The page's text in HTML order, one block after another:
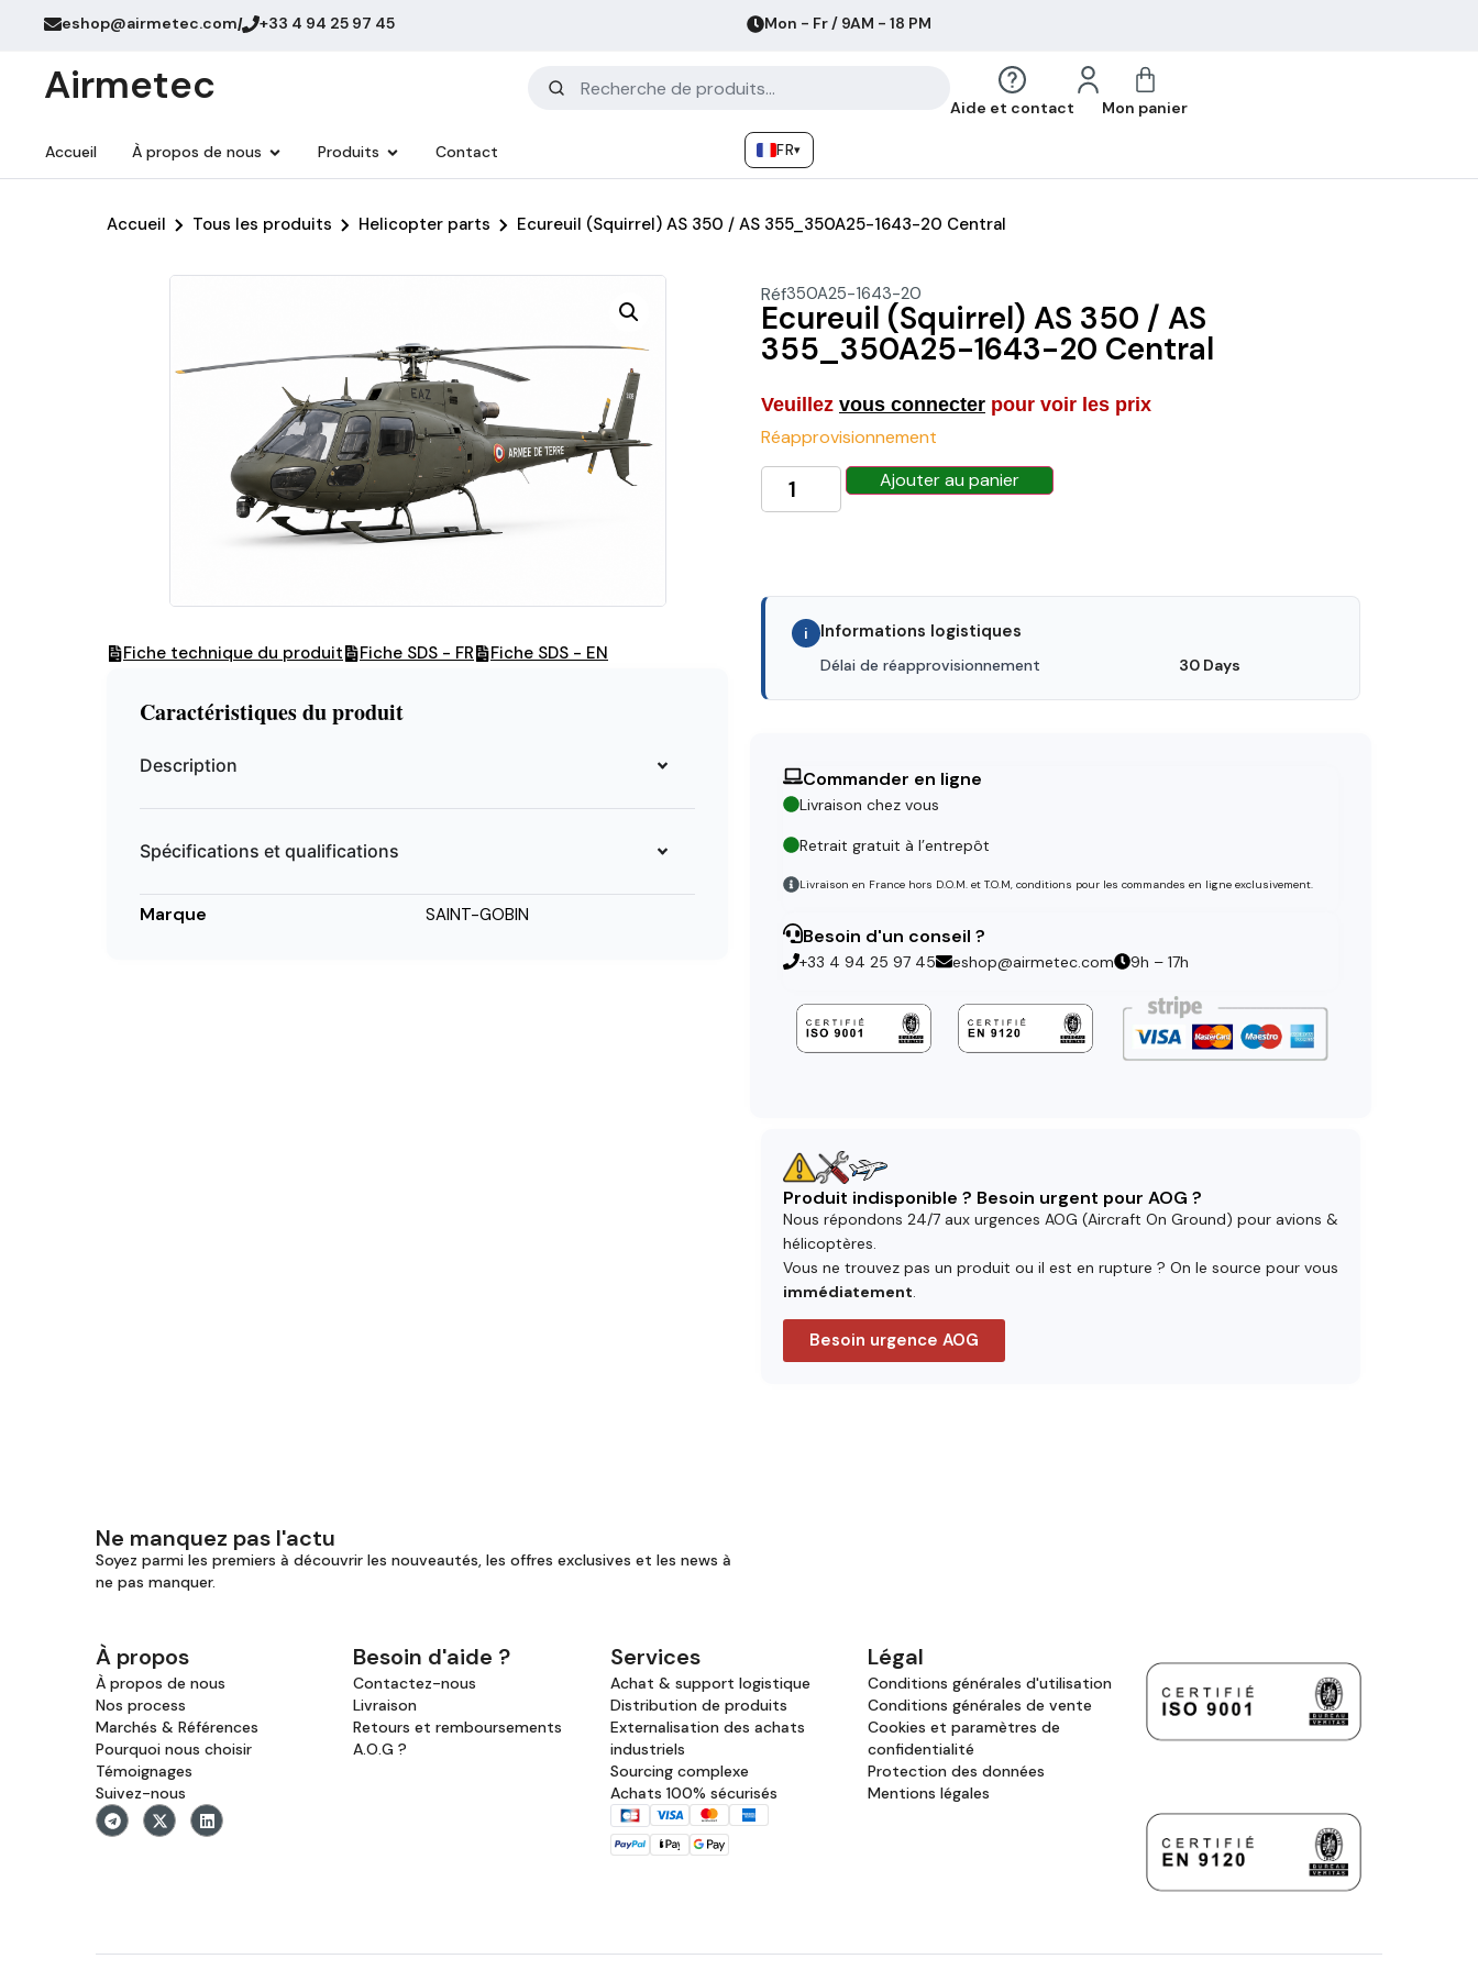
eshop@airmetec.com/ +33 4 94 25 97 45 Mon - Fr / 9AM - 18 PM
Airmetec Aide et contact Mon panier
Accueil À propos de nous Produits Contact FR▾
Accueil Tous les produits Helicopter parts Ecureuil (Squirrel) AS 350 / AS 355_350A25-1643-20 Central
Réf350A25-1643-20
Ecureuil (Squirrel) AS 350 / AS
355_350A25-1643-20 Central
Veuillez vous connecter pour voir les prix
Réapprovisionnement
Ajouter au panier
i Informations logistiques
Délai de réapprovisionnement 30 Days
Commander en ligne
Livraison chez vous
Retrait gratuit à l’entrepôt
Livraison en France hors D.O.M. et T.O.M, conditions pour les commandes en ligne exclusivement.
Besoin d'un conseil ?
+33 4 94 25 97 45 eshop@airmetec.com 9h – 17h
Produit indisponible ? Besoin urgent pour AOG ?
Nous répondons 24/7 aux urgences AOG (Aircraft On Ground) pour avions &
hélicoptères.
Vous ne trouvez pas un produit ou il est en rupture ? On le source pour vous
immédiatement.
Besoin urgence AOG
Fiche technique du produit Fiche SDS - FR Fiche SDS - EN
Caractéristiques du produit
Description
Spécifications et qualifications
Marque SAINT-GOBIN
Ne manquez pas l'actu
Soyez parmi les premiers à découvrir les nouveautés, les offres exclusives et les news à
ne pas manquer.
À propos
À propos de nous
Nos process
Marchés & Références
Pourquoi nous choisir
Témoignages
Suivez-nous
Besoin d'aide ?
Contactez-nous
Livraison
Retours et remboursements
A.O.G ?
Services
Achat & support logistique
Distribution de produits
Externalisation des achats
industriels
Sourcing complexe
Achats 100% sécurisés
Légal
Conditions générales d'utilisation
Conditions générales de vente
Cookies et paramètres de
confidentialité
Protection des données
Mentions légales